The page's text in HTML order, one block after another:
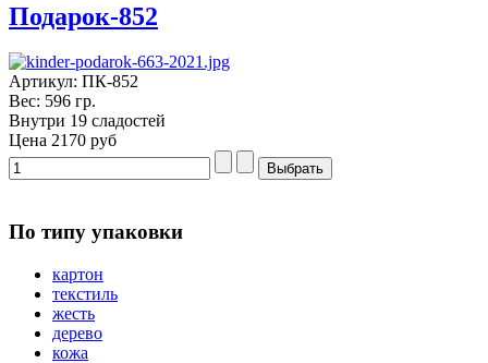
Подарок-852
Артикул: ПК-852
Вес: 596 гр.
Внутри 19 сладостей
Цена 2170 руб
По типу упаковки
картон
текстиль
жесть
дерево
кожа